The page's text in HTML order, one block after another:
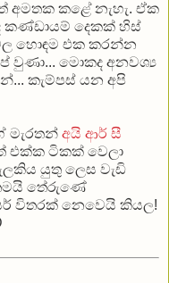
අමතක කළේ නැහැ. ඒක
දෙකක් හිස්
වල හොඳම එක කරන්න
වුණා... මොකද අනවශ්‍ය
කැම්පස් යන අපි
මැරතන් අයි ආර් සී
එක්ක ටිකක් වෙලා
යුතු ලෙස වැඩි
තේරුණේ
විතරක් නෙවෙයි කියල!